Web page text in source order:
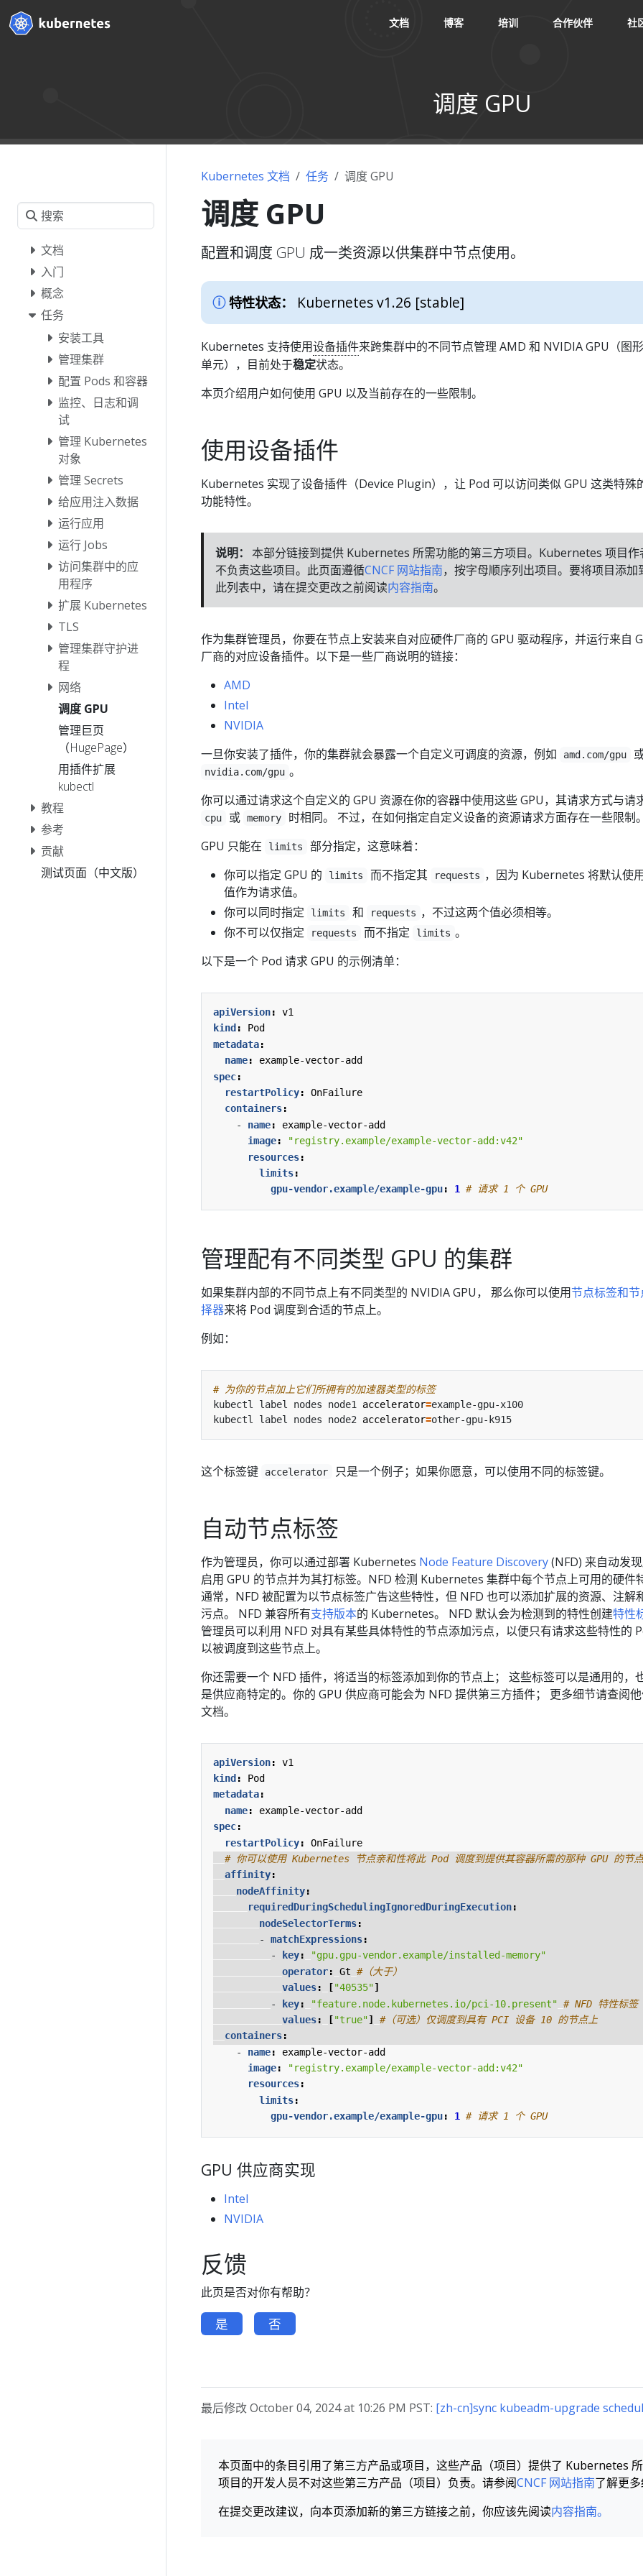
文档 博客 培训 合作伙伴 社
调度 GPU
文档
入门
概念
任务
安装工具
管理集群
配置 Pods 和容器
监控、日志和调
试
管理 Kubernetes
对象
管理 Secrets
给应用注入数据
运行应用
运行 Jobs
访问集群中的应
用程序
扩展 Kubernetes
TLS
管理集群守护进
程
网络
调度 GPU
管理巨页
（HugePage）
用插件扩展
kubectl
教程
参考
贡献
测试页面（中文版）
Kubernetes 文档 任务 调度 GPU
调度 GPU
配置和调度 GPU 成一类资源以供集群中节点使用。
特性状态： Kubernetes v1.26 [stable]
Kubernetes 支持使用设备插件来跨集群中的不同节点管理 AMD 和 NVIDIA GPU（图
单元），目前处于稳定状态。
本页介绍用户如何使用 GPU 以及当前存在的一些限制。
使用设备插件
Kubernetes 实现了设备插件（Device Plugin），让 Pod 可以访问类似 GPU 这类特殊
功能特性。
说明： 本部分链接到提供 Kubernetes 所需功能的第三方项目。Kubernetes 项目作
不负责这些项目。此页面遵循CNCF 网站指南，按字母顺序列出项目。要将项目添加
此列表中，请在提交更改之前阅读内容指南。
作为集群管理员，你要在节点上安装来自对应硬件厂商的 GPU 驱动程序，并运行来自
厂商的对应设备插件。以下是一些厂商说明的链接：
AMD
Intel
NVIDIA
一旦你安装了插件，你的集群就会暴露一个自定义可调度的资源，例如
amd.com/gpu
nvidia.com/gpu 。
你可以通过请求这个自定义的 GPU 资源在你的容器中使用这些 GPU，其请求方式与请
cpu 或 memory
时相同。 不过，在如何指定自定义设备的资源请求方面存在一些限制。
GPU 只能在
limits
部分指定，这意味着：
你可以指定 GPU 的
limits 而不指定其 requests ，因为 Kubernetes 将默认使
值作为请求值。
你可以同时指定
limits 和 requests ，不过这两个值必须相等。
你不可以仅指定
requests 而不指定 limits 。
以下是一个 Pod 请求 GPU 的示例清单：
apiVersion:
v1
kind :
Pod
metadata:
name:
example-vector-add
spec:
restartPolicy:
OnFailure
containers:
- name:
example-vector-add
image:
"registry.example/example-vector-add:v42"
resources:
limits:
gpu-vendor.example/example-gpu: 1 # 请求 1 个 GPU
管理配有不同类型 GPU 的集群
如果集群内部的不同节点上有不同类型的 NVIDIA GPU， 那么你可以使用节点标签和
择器来将 Pod 调度到合适的节点上。
例如：
# 为你的节点加上它们所拥有的加速器类型的标签
kubectl label nodes node1 accelerator=
kubectl label nodes node2 accelerator=
这个标签键 accelerator 只是一个例子；如果你愿意，可以使用不同的标签键。
自动节点标签
作为管理员，你可以通过部署 Kubernetes Node Feature Discovery(NFD) 来自动发
启用 GPU 的节点并为其打标签。NFD 检测 Kubernetes 集群中每个节点上可用的硬件
通常，NFD 被配置为以节点标签广告这些特性，但 NFD 也可以添加扩展的资源、注解
污点。 NFD 兼容所有支持版本的 Kubernetes。 NFD 默认会为检测到的特性创建特性
管理员可以利用 NFD 对具有某些具体特性的节点添加污点，以便只有请求这些特性的
以被调度到这些节点上。
你还需要一个 NFD 插件，将适当的标签添加到你的节点上； 这些标签可以是通用的，
是供应商特定的。你的 GPU 供应商可能会为 NFD 提供第三方插件； 更多细节请查阅
文档。
apiVersion:
v1
kind :
Pod
metadata:
name:
example-vector-add
spec:
restartPolicy:
OnFailure
# 你可以使用 Kubernetes 节点亲和性将此 Pod 调度到提供其容器所需的那种 GPU 的节
affinity:
nodeAffinity:
requiredDuringSchedulingIgnoredDuringExecution:
nodeSelectorTerms:
- matchExpressions:
-
key:
"gpu.gpu-vendor.example/installed-memory"
operator: Gt #（大于）
values: ["40535"]
- key: "feature.node.kubernetes.io/pci-10.present" # NFD 特性标签
values: ["true"]
#（可选）仅调度到具有 PCI 设备 10 的节点上
containers:
- name:
example-vector-add
image:
"registry.example/example-vector-add:v42"
resources:
limits:
gpu-vendor.example/example-gpu: 1 # 请求 1 个 GPU
GPU 供应商实现
Intel
NVIDIA
反馈
此页是否对你有帮助？
是 否
最后修改 October 04, 2024 at 10:26 PM PST: [zh-cn]sync kubeadm-upgrade
本页面中的条目引用了第三方产品或项目，这些产品（项目）提供了 Kubernetes
项目的开发人员不对这些第三方产品（项目）负责。请参阅CNCF 网站指南了解更多
在提交更改建议，向本页添加新的第三方链接之前，你应该先阅读内容指南。